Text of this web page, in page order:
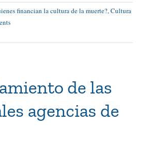
financian la cultura de la muerte?, Cultura
de las
agencias de